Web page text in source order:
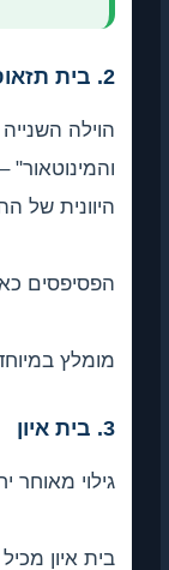
הוילה השנייה
והמינוטאור" –
היוונית של
הפסיפסים כאן
מומלץ במיוחד
גילוי מאוחר יחסית
בית איון מכיל